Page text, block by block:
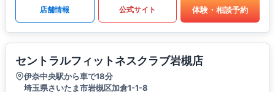
店舗情報 公式サイト 体験・相談予約
セントラルフィットネスクラブ岩槻店
伊奈中央駅から車で18分
埼玉県さいたま市岩槻区加倉1-1-8